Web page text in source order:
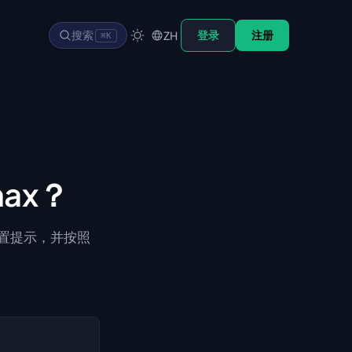
搜索 ⌘K ZH 登录 注册
？
提示，并按照